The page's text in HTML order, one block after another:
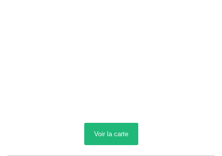
Voir la carte